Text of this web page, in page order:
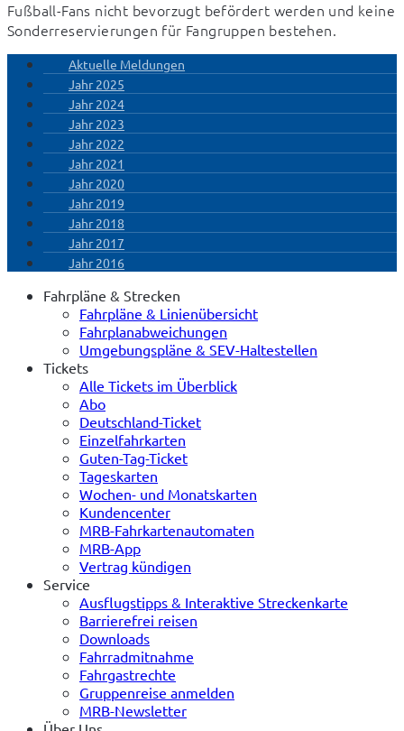
Fußball-Fans nicht bevorzugt befördert werden und keine
Sonderreservierungen für Fangruppen bestehen.
Aktuelle Meldungen
Jahr 2025
Jahr 2024
Jahr 2023
Jahr 2022
Jahr 2021
Jahr 2020
Jahr 2019
Jahr 2018
Jahr 2017
Jahr 2016
Fahrpläne & Strecken
Fahrpläne & Linienübersicht
Fahrplanabweichungen
Umgebungspläne & SEV-Haltestellen
Tickets
Alle Tickets im Überblick
Abo
Deutschland-Ticket
Einzelfahrkarten
Guten-Tag-Ticket
Tageskarten
Wochen- und Monatskarten
Kundencenter
MRB-Fahrkartenautomaten
MRB-App
Vertrag kündigen
Service
Ausflugstipps & Interaktive Streckenkarte
Barrierefrei reisen
Downloads
Fahrradmitnahme
Fahrgastrechte
Gruppenreise anmelden
MRB-Newsletter